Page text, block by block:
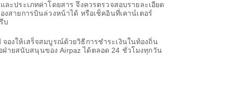
ะประเภทค่าโดยสาร จึงควรตรวจสอบรายละเอียด
สายการบินล่วงหน้าได้ หรือเช็คอินที่เคาน์เตอร์
บ
องให้เสร็จสมบูรณ์ด้วยวิธีการชำระเงินในท้องถิ่น
ายสนับสนุนของ Airpaz ได้ตลอด 24 ชั่วโมงทุกวัน